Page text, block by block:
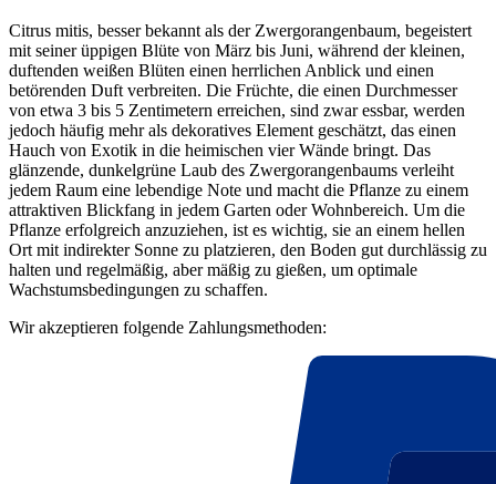
Citrus mitis, besser bekannt als der Zwergorangenbaum, begeistert
mit seiner üppigen Blüte von März bis Juni, während der kleinen,
duftenden weißen Blüten einen herrlichen Anblick und einen
betörenden Duft verbreiten. Die Früchte, die einen Durchmesser
von etwa 3 bis 5 Zentimetern erreichen, sind zwar essbar, werden
jedoch häufig mehr als dekoratives Element geschätzt, das einen
Hauch von Exotik in die heimischen vier Wände bringt. Das
glänzende, dunkelgrüne Laub des Zwergorangenbaums verleiht
jedem Raum eine lebendige Note und macht die Pflanze zu einem
attraktiven Blickfang in jedem Garten oder Wohnbereich. Um die
Pflanze erfolgreich anzuziehen, ist es wichtig, sie an einem hellen
Ort mit indirekter Sonne zu platzieren, den Boden gut durchlässig zu
halten und regelmäßig, aber mäßig zu gießen, um optimale
Wachstumsbedingungen zu schaffen.
Wir akzeptieren folgende Zahlungsmethoden: